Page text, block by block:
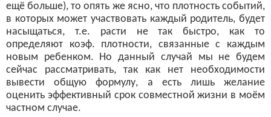
ещё больше), то опять же ясно, что плотность событий,
в которых может участвовать каждый родитель, будет
насыщаться, т.е. расти не так быстро, как то
определяют коэф. плотности, связанные с каждым
новым ребенком. Но данный случай мы не будем
сейчас рассматривать, так как нет необходимости
вывести общую формулу, а есть лишь желание
оценить эффективный срок совместной жизни в моём
частном случае.